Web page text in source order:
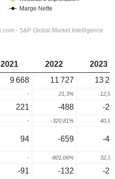
2021 2022
2023
9 668 11 727 13
- 21,3%
221 -488 -
- -320,81%
94 -659 -
- -801,06%
-91 -132
-